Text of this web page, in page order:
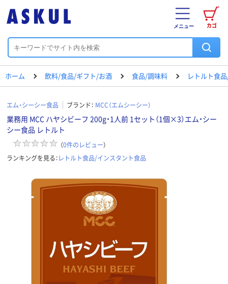
カゴ
メニュー
ホーム 飲料/食品/ギフト/お酒 食品/調味料 レトルト食
エム・シーシー食品 ブランド： MCC（エムシーシー）
業務用 MCC ハヤシビーフ 200g・1人前 1セット（1個×3）エム・シー
シー食品 レトルト
（0件のレビュー）
ランキングを見る：レトルト食品/インスタント食品